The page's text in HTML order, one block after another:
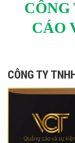
CÁO
CÔNG TY